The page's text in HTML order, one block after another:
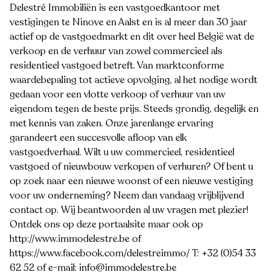
Delestré Immobiliën is een vastgoedkantoor met
vestigingen te Ninove en Aalst en is al meer dan 30 jaar
actief op de vastgoedmarkt en dit over heel België wat de
verkoop en de verhuur van zowel commercieel als
residentieel vastgoed betreft. Van marktconforme
waardebepaling tot actieve opvolging, al het nodige wordt
gedaan voor een vlotte verkoop of verhuur van uw
eigendom tegen de beste prijs. Steeds grondig, degelijk en
met kennis van zaken. Onze jarenlange ervaring
garandeert een succesvolle afloop van elk
vastgoedverhaal. Wilt u uw commercieel, residentieel
vastgoed of nieuwbouw verkopen of verhuren? Of bent u
op zoek naar een nieuwe woonst of een nieuwe vestiging
voor uw onderneming? Neem dan vandaag vrijblijvend
contact op. Wij beantwoorden al uw vragen met plezier!
Ontdek ons op deze portaalsite maar ook op
http://www.immodelestre.be of
https://www.facebook.com/delestreimmo/ T: +32 (0)54 33
62 52 of e-mail: info@immodelestre.be